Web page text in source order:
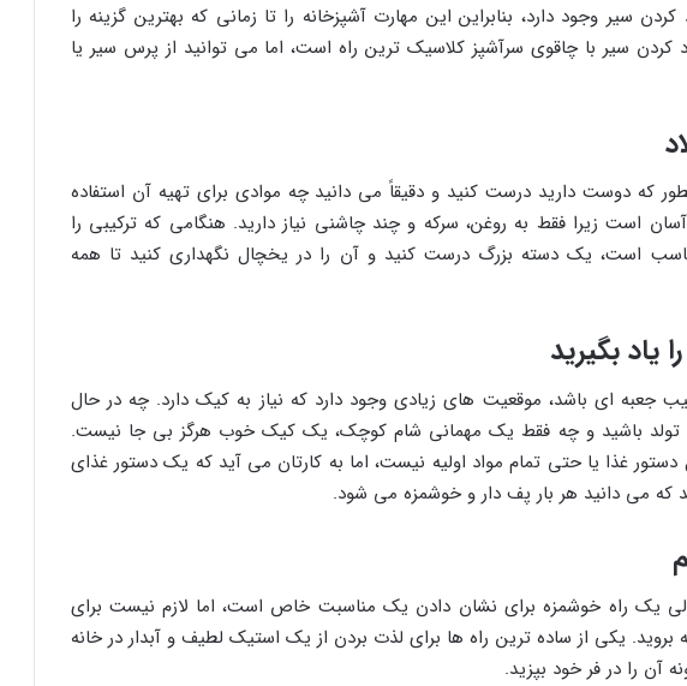
سیر وجود دارد، بنابراین این مهارت آشپزخانه را تا زمانی که بهترین گزینه را
کردن سیر با چاقوی سرآشپز کلاسیک ترین راه است، اما می توانید از پرس سیر یا
که دوست دارید درست کنید و دقیقاً می دانید چه موادی برای تهیه آن استفاده
است زیرا فقط به روغن، سرکه و چند چاشنی نیاز دارید. هنگامی که ترکیبی را
است، یک دسته بزرگ درست کنید و آن را در یخچال نگهداری کنید تا همه
بگیرید
جعبه ای باشد، موقعیت های زیادی وجود دارد که نیاز به کیک دارد. چه در حال
تولد باشید و چه فقط یک مهمانی شام کوچک، یک کیک خوب هرگز بی جا نیست.
غذا یا حتی تمام مواد اولیه نیست، اما به کارتان می آید که یک دستور غذای
که می دانید هر بار پف دار و خوشمزه می شود.
یک راه خوشمزه برای نشان دادن یک مناسبت خاص است، اما لازم نیست برای
یکی از ساده ترین راه ها برای لذت بردن از یک استیک لطیف و آبدار در خانه
آن را در فر خود بپزید.